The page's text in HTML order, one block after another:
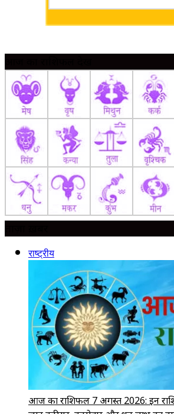
राष्ट्रीय
आज का राशिफल 7 अगस्त 2026: इन